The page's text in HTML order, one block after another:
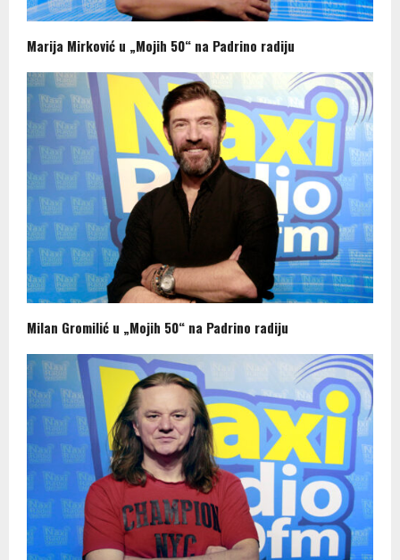
Marija Mirković u „Mojih 50“ na Padrino radiju
Milan Gromilić u „Mojih 50“ na Padrino radiju